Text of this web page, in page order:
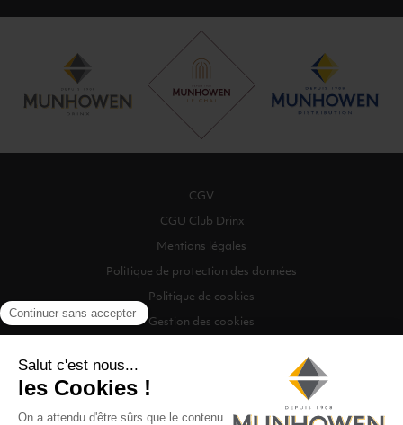
CGV
CGU Club Drinx
Mentions légales
Politique de protection des données
Politique de cookies
Gestion des cookies
©2026 Munhowen Drinx / Tous droits réservés
Digitalised by